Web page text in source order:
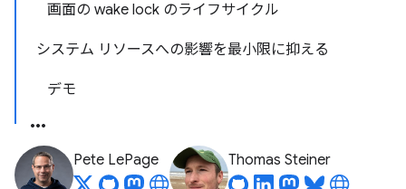
画面の wake lock のライフサイクル
システム リソースへの影響を最小限に抑える
デモ
Pete LePage Thomas Steiner